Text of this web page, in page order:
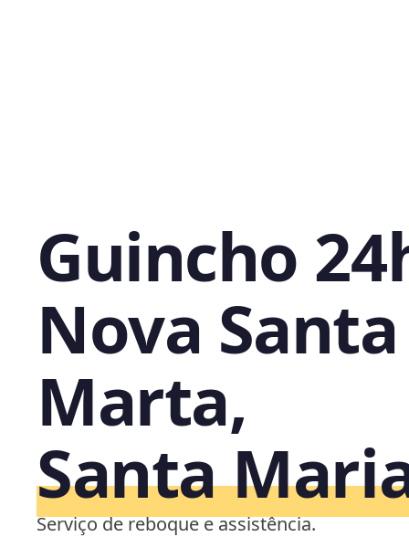
Guincho
Nova Santa
Marta,
Santa
Serviço de reboque e assistência.